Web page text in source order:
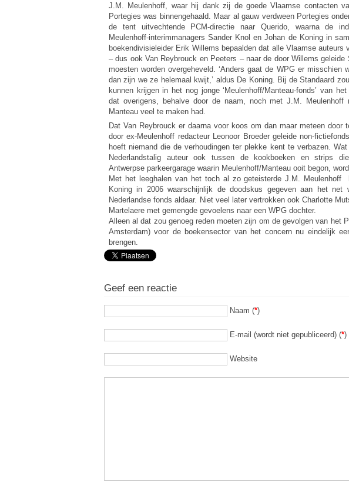
J.M. Meulenhoff, waar hij dank zij de goede Vlaamse contacten
Portegies was binnengehaald. Maar al gauw verdween Portegies
de tent uitvechtende PCM-directie naar Querido, waarna de
Meulenhoff-interimmanagers Sander Knol enJohan de Koning in
boekendivisieleider Erik Willems bepaalden dat alle Vlaamse auteurs
– dus ook Van Reybrouck en Peeters – naar de door Willems geleide
moesten worden overgeheveld. ‘Anders gaat de WPG er misschien
dan zijn we ze helemaal kwijt,’ aldus De Koning. Bij de Standaard
kunnen krijgen in het nog jonge ‘Meulenhoff/Manteau-fonds’ van
dat overigens, behalve door de naam, noch met J.M. Meulenhoff
Manteau veel te maken had.
Dat Van Reybrouck er daarna voor koos om dan maar meteen door
door ex-Meulenhoff redacteur Leonoor Broeder geleide non-
hoeft niemand die de verhoudingen ter plekke kent te verbazen.
Nederlandstalig auteur ook tussen de kookboeken en strips
Antwerpse parkeergarage waarin Meulenhoff/Manteau ooit begon,
Met het leeghalen van het toch al zo geteisterde J.M. Meulenhoff
Koning in 2006 waarschijnlijk de doodskus gegeven aan het net
Nederlandse fonds aldaar. Niet veel later vertrokken ook Charlotte
Martelaere met gemengde gevoelens naar een WPG dochter.
Alleen al dat zou genoeg reden moeten zijn om de gevolgen van het
Amsterdam) voor de boekensector van het concern nu eindelijk
brengen.
Geef een reactie
Naam (*)
E-mail (wordt niet gepubliceerd) (*)
Website